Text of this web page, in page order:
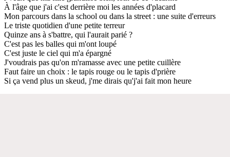
À l'âge que j'ai c'est derrière moi les années d'placard
Mon parcours dans la school ou dans la street : une suite d'erreurs
Le triste quotidien d'une petite terreur
Quinze ans à s'battre, qui l'aurait parié ?
C'est pas les balles qui m'ont loupé
C'est juste le ciel qui m'a épargné
J'voudrais pas qu'on m'ramasse avec une petite cuillère
Faut faire un choix : le tapis rouge ou le tapis d'prière
Si ça vend plus un skeud, j'me dirais qu'j'ai fait mon heure